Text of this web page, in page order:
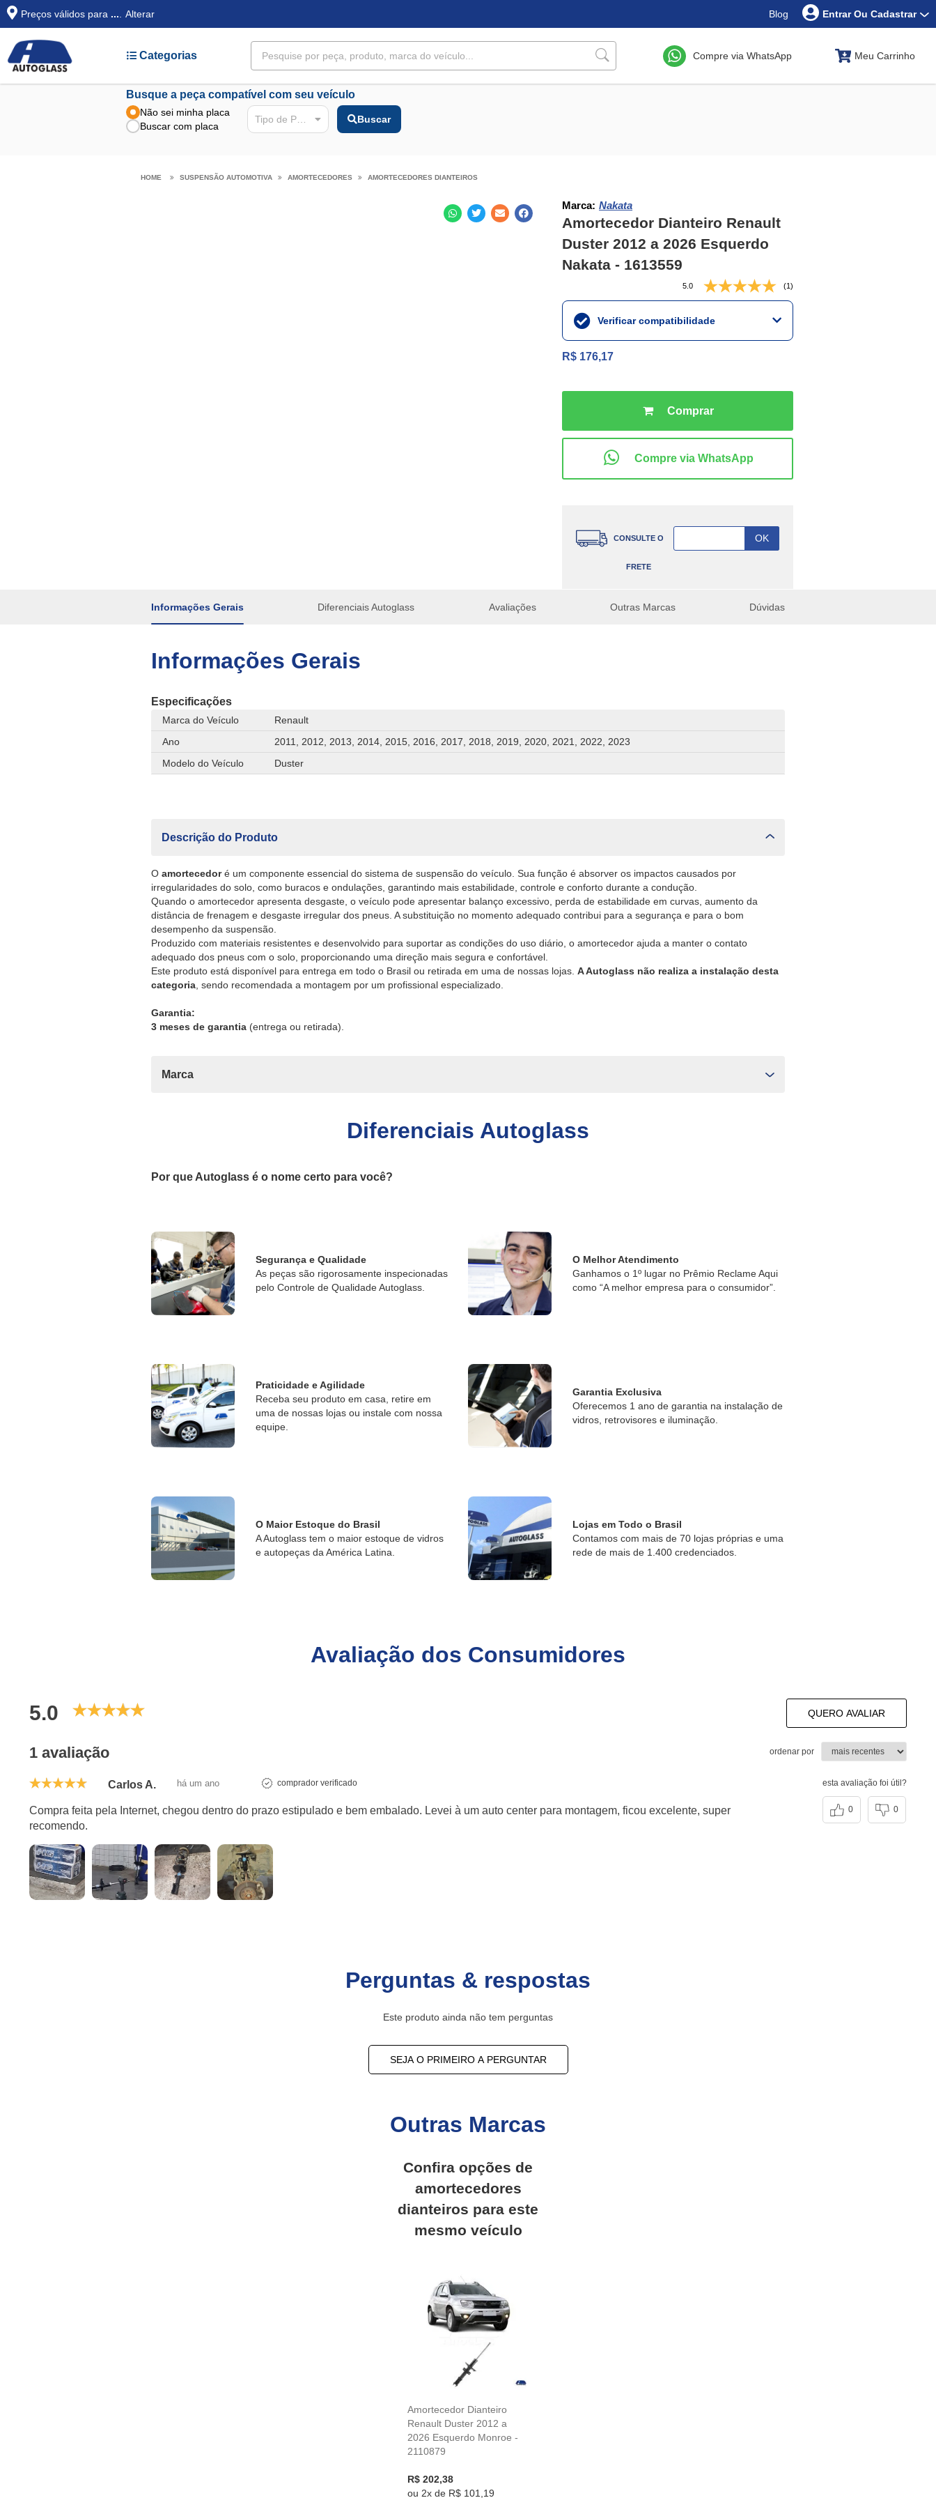
Preços válidos para ... Alterar Blog Entrar Ou Cadastrar
Categorias Compre via WhatsApp Meu Carrinho
Busque a peça compatível com seu veículo
Não sei minha placa
Buscar com placa
Tipo de Peça Buscar
SUSPENSÃO AUTOMOTIVA AMORTECEDORES AMORTECEDORES DIANTEIROS
Marca: Nakata
Amortecedor Dianteiro Renault
Duster 2012 a 2026 Esquerdo
Nakata - 1613559
5.0 (1)
Verificar compatibilidade
R$ 176,17
CONSULTE O
FRETE
Informações Gerais Diferenciais Autoglass Avaliações Outras Marcas Dúvidas
Informações Gerais
Especificações
Marca do Veículo
Renault
Ano
2011, 2012, 2013, 2014, 2015, 2016, 2017, 2018, 2019, 2020, 2021, 2022, 2023
Modelo do Veículo
Duster
Descrição do Produto
O amortecedoré um componente essencial do sistema de suspensão do veículo. Sua função é absorver os impactos causados por
irregularidades do solo, como buracos e ondulações, garantindo mais estabilidade, controle e conforto durante a condução.
Quando o amortecedor apresenta desgaste, o veículo pode apresentar balanço excessivo, perda de estabilidade em curvas, aumento da
distância de frenagem e desgaste irregular dos pneus. A substituição no momento adequado contribui para a segurança e para o bom
desempenho da suspensão.
Produzido com materiais resistentes e desenvolvido para suportar as condições do uso diário, o amortecedor ajuda a manter o contato
adequado dos pneus com o solo, proporcionando uma direção mais segura e confortável.
Este produto está disponível para entrega em todo o Brasil ou retirada em uma de nossas lojas. A Autoglass não realiza a instalação desta
categoria , sendo recomendada a montagem por um profissional especializado.
Garantia:
3 meses de garantia (entrega ou retirada).
Marca
Diferenciais Autoglass
Por que Autoglass é o nome certo para você?
Segurança e Qualidade
As peças são rigorosamente inspecionadas
pelo Controle de Qualidade Autoglass.
O Melhor Atendimento
Ganhamos o 1º lugar no Prêmio Reclame Aqui
como “A melhor empresa para o consumidor”.
Praticidade e Agilidade
Receba seu produto em casa, retire em
uma de nossas lojas ou instale com nossa
equipe.
Garantia Exclusiva
Oferecemos 1 ano de garantia na instalação de
vidros, retrovisores e iluminação.
O Maior Estoque do Brasil
A Autoglass tem o maior estoque de vidros
e autopeças da América Latina.
Lojas em Todo o Brasil
Contamos com mais de 70 lojas próprias e uma
rede de mais de 1.400 credenciados.
Avaliação dos Consumidores
5.0 QUERO AVALIAR
1 avaliação ordenar por
Carlos A. há um ano comprador verificado
Compra feita pela Internet, chegou dentro do prazo estipulado e bem embalado. Levei à um auto center para montagem, ficou excelente, super
recomendo.
esta avaliação foi útil?
0 0
Perguntas & respostas
Este produto ainda não tem perguntas
SEJA O PRIMEIRO A PERGUNTAR
Outras Marcas
Confira opções de
amortecedores
dianteiros para este
mesmo veículo
Amortecedor Dianteiro
Renault Duster 2012 a
2026 Esquerdo Monroe -
2110879
R$ 202,38
ou 2xde R$ 101,19